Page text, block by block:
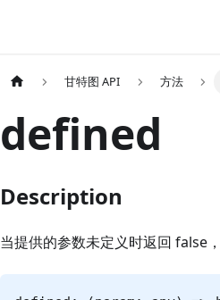
甘特图 API 方法
defined
Description
当提供的参数未定义时返回 false